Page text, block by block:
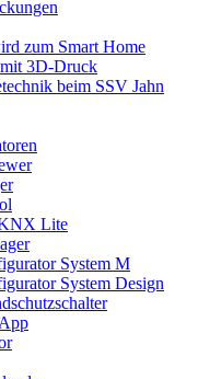
zum Smart Home
3D-Druck
beim SSV Jahn
Lite
System M
System Design